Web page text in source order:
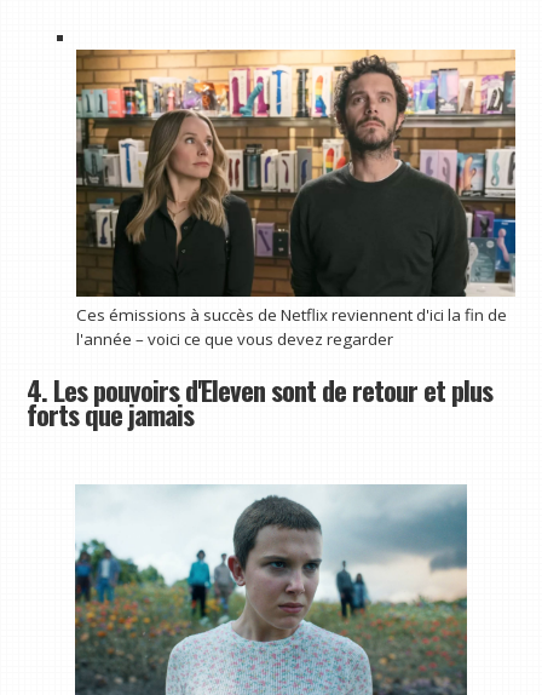
Ces émissions à succès de Netflix reviennent d'ici la fin de
l'année – voici ce que vous devez regarder
4. Les pouvoirs d'Eleven sont de retour et plus
forts que jamais